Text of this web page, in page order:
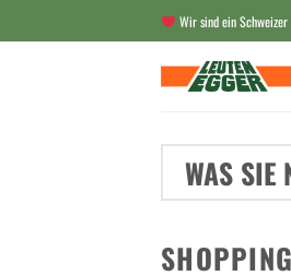
Inhalt
Wir sind ein Schweizer
WAS SIE
SHOPPING